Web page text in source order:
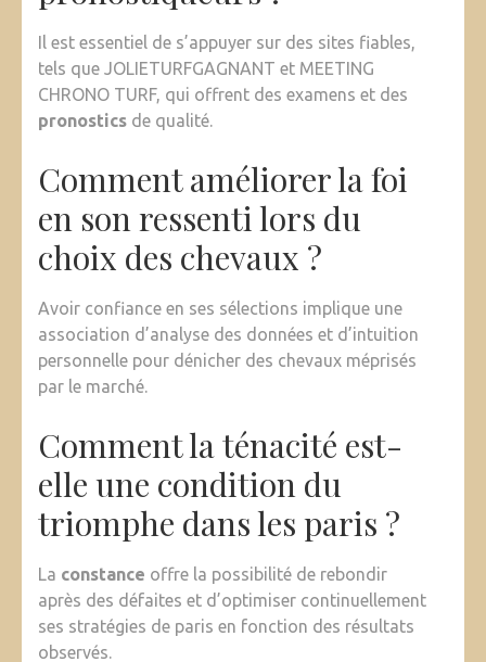
Il est essentiel de s’appuyer sur des sites fiables,
tels que JOLIETURFGAGNANT et MEETING
CHRONO TURF, qui offrent des examens et des
pronostics de qualité.
Comment améliorer la foi
en son ressenti lors du
choix des chevaux ?
Avoir confiance en ses sélections implique une
association d’analyse des données et d’intuition
personnelle pour dénicher des chevaux méprisés
par le marché.
Comment la ténacité est-
elle une condition du
triomphe dans les paris ?
La constance offre la possibilité de rebondir
après des défaites et d’optimiser continuellement
ses stratégies de paris en fonction des résultats
observés.